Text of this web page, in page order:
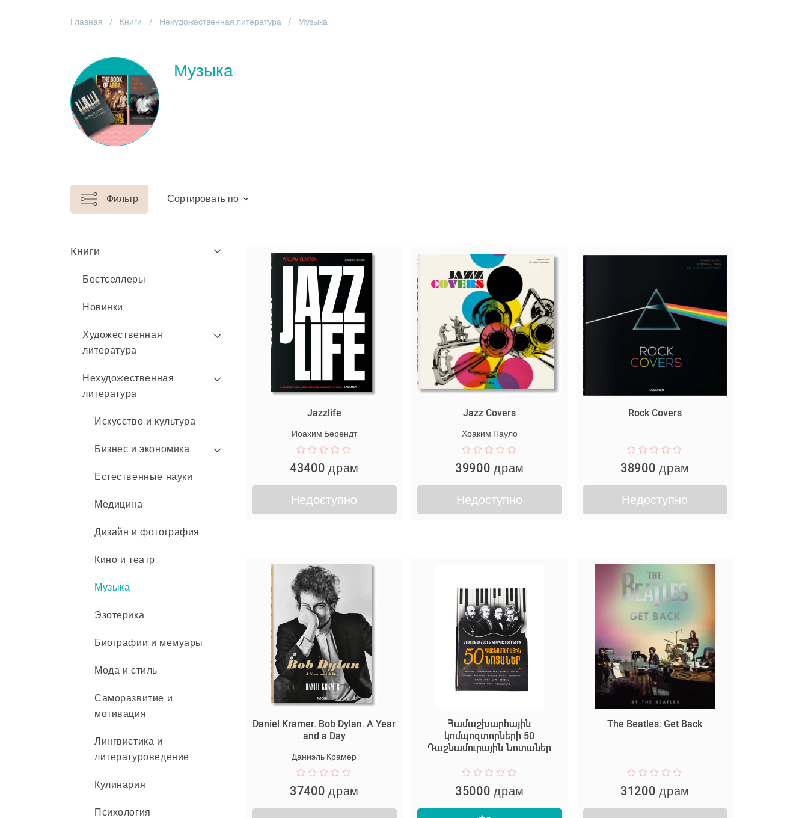
Главная Книги Нехудожественная литература Музыка
Музыка
Фильтр Сортировать по
Книги
Бестселлеры
Новинки
Художественная
литература
Нехудожественная
литература
Искусство и культура
Бизнес и экономика
Естественные науки
Медицина
Дизайн и фотография
Кино и театр
Музыка
Эзотерика
Биографии и мемуары
Мода и стиль
Саморазвитие и
мотивация
Лингвистика и
литературоведение
Кулинария
Психология
Jazzlife
Иоахим Берендт
43400 драм
Недоступно
Jazz Covers
Хоаким Пауло
39900 драм
Недоступно
Rock Covers
38900 драм
Недоступно
Daniel Kramer. Bob Dylan. A Year
and a Day
Даниэль Крамер
37400 драм
Համաշխարհային
կոմպոզտորների 50
Դաշնամուրային Նոտաներ
35000 драм
The Beatles: Get Back
31200 драм